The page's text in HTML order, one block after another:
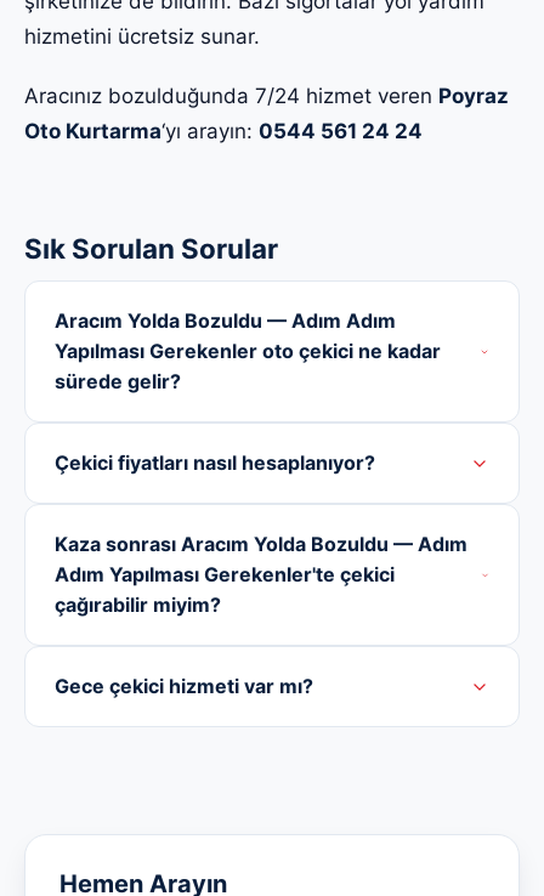
hizmetini ücretsiz sunar.
Aracınız bozulduğunda 7/24 hizmet veren Poyraz
Oto Kurtarma‘yı arayın: 0544 561 24 24
Sık Sorulan Sorular
Aracım Yolda Bozuldu — Adım Adım
Yapılması Gerekenler oto çekici ne kadar
sürede gelir?
Çekici fiyatları nasıl hesaplanıyor?
Kaza sonrası Aracım Yolda Bozuldu — Adım
Adım Yapılması Gerekenler'te çekici
çağırabilir miyim?
Gece çekici hizmeti var mı?
Hemen Arayın